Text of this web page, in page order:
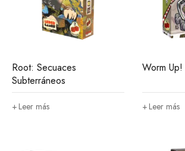
Root: Secuaces
Subterráneos
Leer más
Worm Up!
Leer más